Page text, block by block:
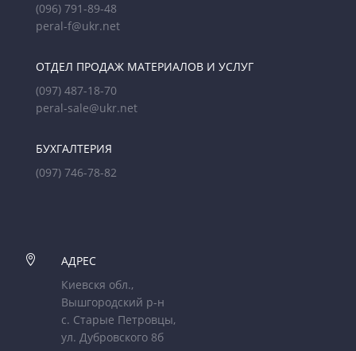
(096) 791-89-48
peral-f@ukr.net
ОТДЕЛ ПРОДАЖ МАТЕРИАЛОВ И УСЛУГ
(097) 487-18-70
peral-sale@ukr.net
БУХГАЛТЕРИЯ
(097) 746-78-82

АДРЕС
Киевскя обл.,
Вышгородский р-н
с. Старые Петровцы,
ул. Дубровского 8б